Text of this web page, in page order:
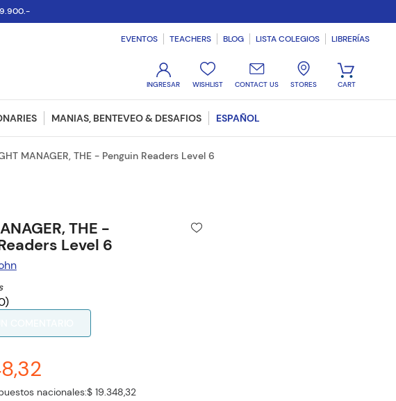
EVENTOS TEACHERS BLOG LISTA COLEGIOS LIBRERÍAS
WISHLIST CONTACT US STORES
MANIAS, BENTEVEO & DESAFIOS ESPAÑOL
MANAGER, THE - Penguin Readers Level 6
THE -
Level 6
)
nacionales:$ 19.348,32